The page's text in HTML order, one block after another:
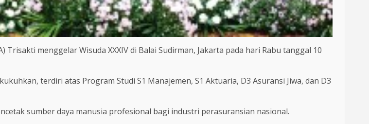
Trisakti menggelar Wisuda XXXIV di Balai Sudirman, Jakarta pada hari Rabu tanggal 10
terdiri atas Program Studi S1 Manajemen, S1 Aktuaria, D3 Asuransi Jiwa, dan D3
sumber daya manusia profesional bagi industri perasuransian nasional.